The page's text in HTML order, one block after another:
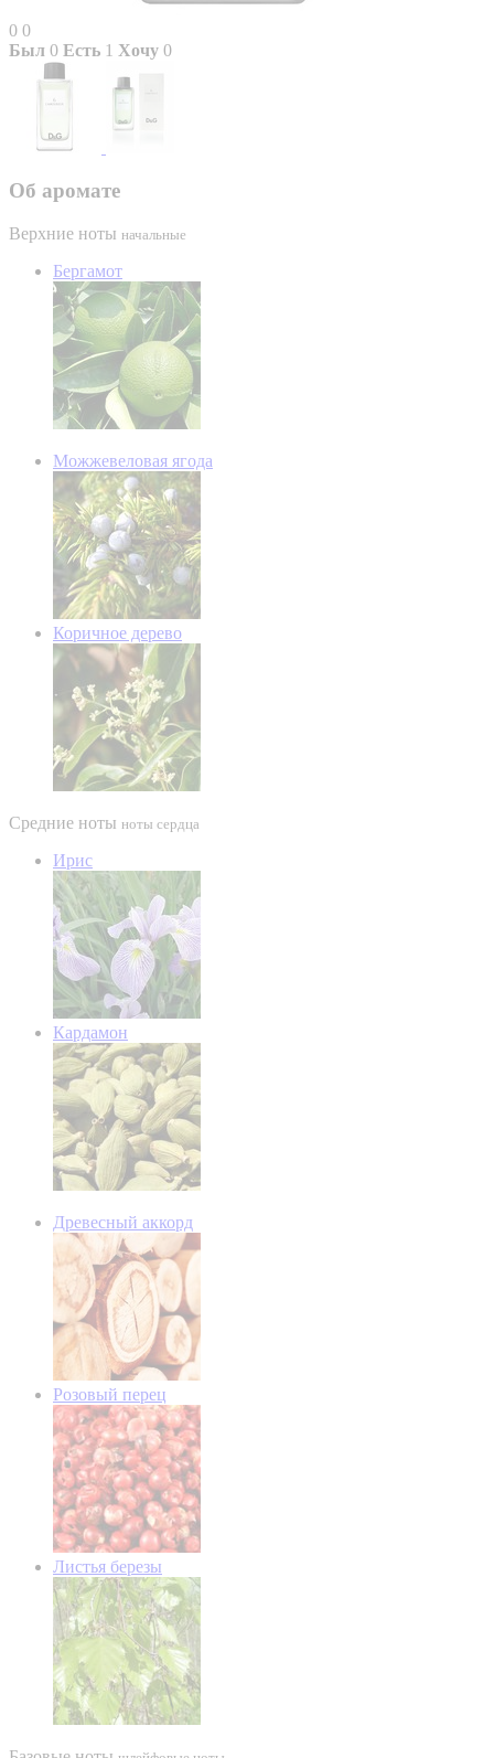
0 0
Был 0 Есть 1 Хочу 0
Об аромате
Верхние ноты начальные
Бергамот
Можжевеловая ягода
Коричное дерево
Средние ноты ноты сердца
Ирис
Кардамон
Древесный аккорд
Розовый перец
Листья березы